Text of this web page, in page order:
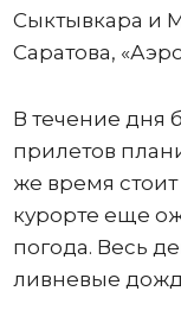
Сыктывкара и
Саратова,
В течение дня
прилетов
же время стоит
курорте еще
погода. Весь
ливневые